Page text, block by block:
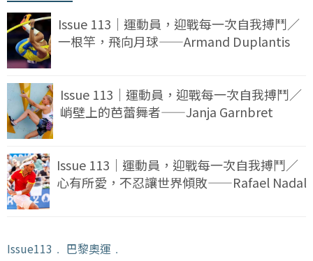
Issue 113｜運動員，迎戰每一次自我搏鬥／
一根竿，飛向月球——Armand Duplantis
Issue 113｜運動員，迎戰每一次自我搏鬥／
峭壁上的芭蕾舞者——Janja Garnbret
Issue 113｜運動員，迎戰每一次自我搏鬥／
心有所愛，不忍讓世界傾敗——Rafael Nadal
Issue113 ﹒ 巴黎奧運 ﹒